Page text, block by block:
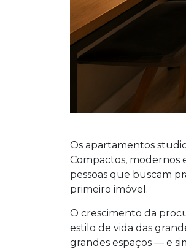
Os apartamentos
Compactos, modernos
pessoas que buscam
primeiro imóvel.
O crescimento da
estilo de vida das
grandes espaços — e